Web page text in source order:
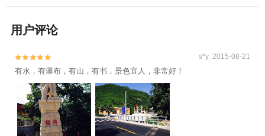
用户评论

 s*y 2015-08-21
有水，有瀑布，有山，有书，景色宜人，非常好！